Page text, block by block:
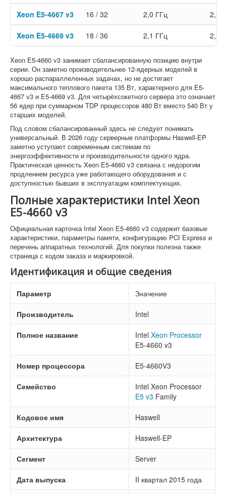
Xeon E5-4667 v3 16 / 32 2,0 ГГц 2,9
Xeon E5-4669 v3 18 / 36 2,1 ГГц 2,9
Xeon E5-4660 v3 занимает сбалансированную позицию внутри
серии. Он заметно производительнее 12-ядерных моделей в
хорошо распараллеленных задачах, но не достигает
максимального теплового пакета 135 Вт, характерного для E5-
4667 v3 и E5-4669 v3. Для четырёхсокетного сервера это означает
56 ядер при суммарном TDP процессоров 480 Вт вместо 540 Вт у
старших моделей.
Под словом сбалансированный здесь не следует понимать
универсальный. В 2026 году серверные платформы Haswell-EP
заметно уступают современным системам по
энергоэффективности и производительности одного ядра.
Практическая ценность Xeon E5-4660 v3 связана с недорогим
продлением ресурса уже работающего оборудования и с
доступностью бывших в эксплуатации комплектующих.
Полные характеристики Intel Xeon
E5-4660 v3
Официальная карточка Intel Xeon E5-4660 v3 содержит базовые
характеристики, параметры памяти, конфигурацию PCI Express и
перечень аппаратных технологий. Для покупки полезна также
страница с кодом заказа и маркировкой.
Идентификация и общие сведения
Параметр Значение
Производитель Intel
Полное название Intel Xeon Processor
E5-4660 v3
Номер процессора E5-4660V3
Семейство
Intel Xeon Processor
E5 v3 Family
Кодовое имя Haswell
Архитектура Haswell-EP
Сегмент Server
Дата выпуска II квартал 2015 года